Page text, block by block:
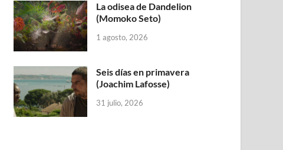
La odisea de Dandelion
(Momoko Seto)
1 agosto, 2026
Seis días en primavera
(Joachim Lafosse)
31 julio, 2026